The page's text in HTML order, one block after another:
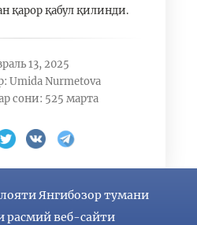
қарор қабул қилинди.
13, 2025
Umida Nurmetova
сони: 525 марта
Янгибозор тумани
расмий веб-сайти